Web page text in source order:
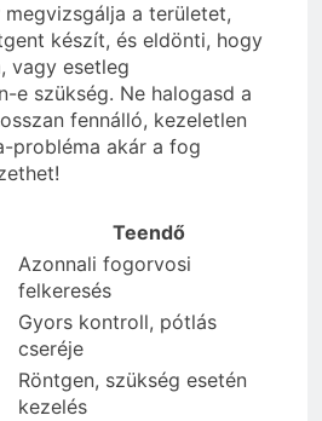
a területet,
készít, és eldönti, hogy
vagy esetleg
e szükség. Ne halogasd a
fennálló, kezeletlen
probléma akár a fog
Teendő
Azonnali fogorvosi
felkeresés
Gyors kontroll, pótlás
cseréje
Röntgen, szükség esetén
kezelés